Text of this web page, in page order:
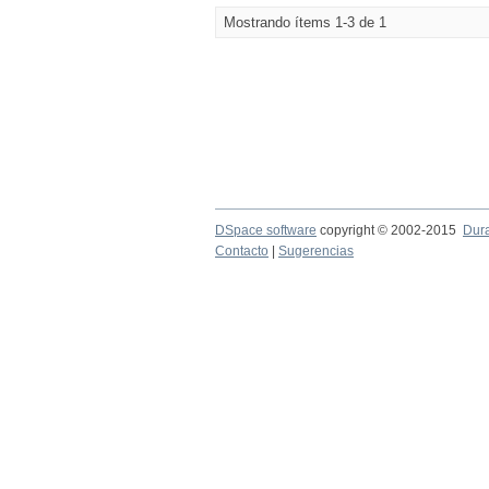
Mostrando ítems 1-3 de 1
DSpace software copyright © 2002-2015
Contacto
Sugerencias